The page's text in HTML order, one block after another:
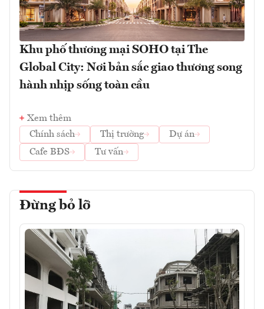
Khu phố thương mại SOHO tại The
Global City: Nơi bản sắc giao thương song
hành nhịp sống toàn cầu
Xem thêm
Chính sách
Thị trường
Dự án
Cafe BĐS
Tư vấn
Đừng bỏ lỡ